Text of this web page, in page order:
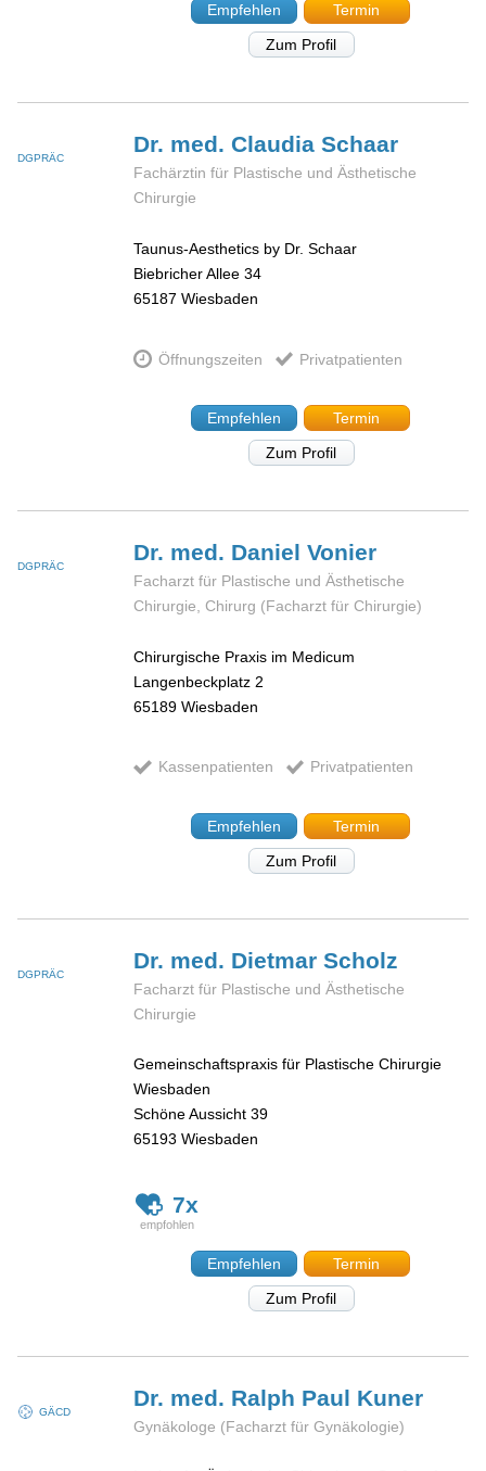
Empfehlen
Termin
Zum Profil
DGPRÄC
Dr. med. ClaudiaSchaar
Fachärztin für Plastische und Ästhetische
Chirurgie
Taunus-Aesthetics by Dr. Schaar
Biebricher Allee 34
65187 Wiesbaden
Öffnungszeiten Privatpatienten
Empfehlen
Termin
Zum Profil
DGPRÄC
Dr. med. DanielVonier
Facharzt für Plastische und Ästhetische
Chirurgie, Chirurg (Facharzt für Chirurgie)
Chirurgische Praxis im Medicum
Langenbeckplatz 2
65189 Wiesbaden
Kassenpatienten Privatpatienten
Empfehlen
Termin
Zum Profil
DGPRÄC
Dr. med. DietmarScholz
Facharzt für Plastische und Ästhetische
Chirurgie
Gemeinschaftspraxis für Plastische Chirurgie
Wiesbaden
Schöne Aussicht 39
65193 Wiesbaden
7x
Empfehlen
Termin
Zum Profil
GÄCD
Dr. med. Ralph Paul Kuner
Gynäkologe (Facharzt für Gynäkologie)